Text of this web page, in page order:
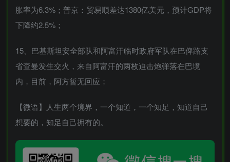
胀率为6.3%；普京：贸易顺差达1380亿美元，预计GDP将
下降约2.5%；
15、巴基斯坦安全部队和阿富汗临时政府军队在巴俾路支
省查曼发生交火，来自阿富汗的两枚迫击炮弹落在巴境
内，目前，阿方暂无回应；
【微语】人生两个境界，一个知道，一个知足，知道自己
想要的，知足自己拥有的。